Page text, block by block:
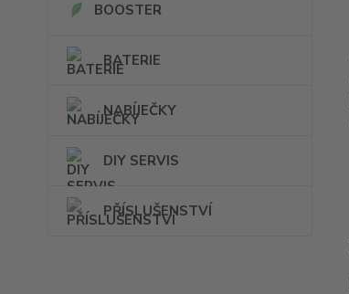
BOOSTER
BATERIE
NABÍJEČKY
DIY SERVIS
PŘÍSLUŠENSTVÍ